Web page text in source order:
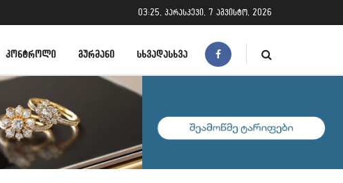
03:25, პარასკევი, 7 აგვისტო, 2026
ᲙᲝᲜᲢᲠᲝᲚᲘ ᲒᲣᲠᲛᲐᲜᲘ ᲡᲮᲕᲐᲓᲐᲡᲮᲕᲐ